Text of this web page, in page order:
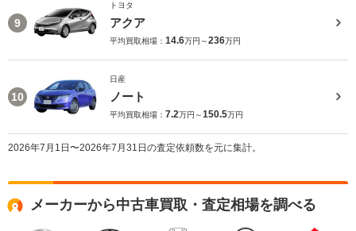
9
トヨタ
アクア
平均買取相場： 14.6万円～236万円
10
日産
ノート
平均買取相場： 7.2万円～150.5万円
2026年7月1日〜2026年7月31日の査定依頼数を元に集計。
メーカーから中古車買取・査定相場を調べる